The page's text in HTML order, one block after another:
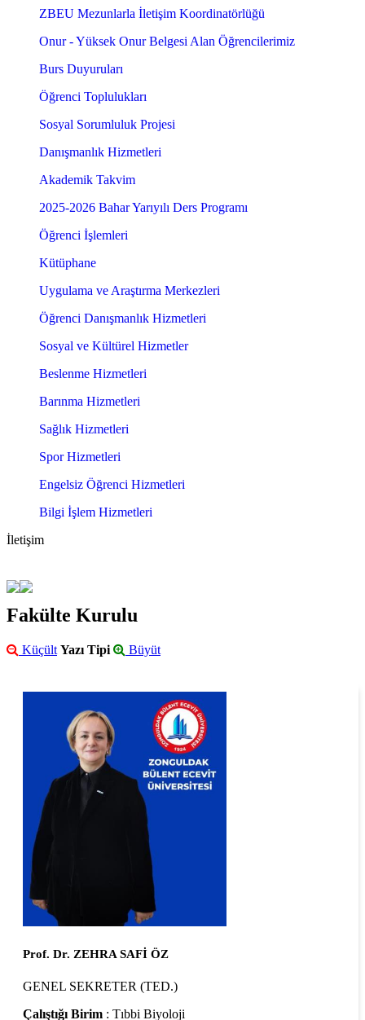
ZBEU Mezunlarla İletişim Koordinatörlüğü
Onur - Yüksek Onur Belgesi Alan Öğrencilerimiz
Burs Duyuruları
Öğrenci Toplulukları
Sosyal Sorumluluk Projesi
Danışmanlık Hizmetleri
Akademik Takvim
2025-2026 Bahar Yarıyılı Ders Programı
Öğrenci İşlemleri
Kütüphane
Uygulama ve Araştırma Merkezleri
Öğrenci Danışmanlık Hizmetleri
Sosyal ve Kültürel Hizmetler
Beslenme Hizmetleri
Barınma Hizmetleri
Sağlık Hizmetleri
Spor Hizmetleri
Engelsiz Öğrenci Hizmetleri
Bilgi İşlem Hizmetleri
İletişim
Fakülte Kurulu
Küçült Yazı Tipi Büyüt
Prof. Dr. ZEHRA SAFİ ÖZ
GENEL SEKRETER (TED.)
Çalıştığı Birim : Tıbbi Biyoloji